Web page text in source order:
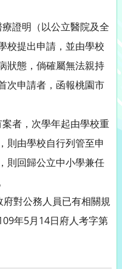
證明（以公立醫院及全
校提出申請，並由學校
狀態，倘確屬無法親持
次申請者，函報桃園市
者，次學年起由學校重
則由學校自行列管至申
則回歸公立中小學兼任
對公務人員已有相關規
年5月14日府人考字第